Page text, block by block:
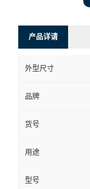
产品详请
外型尺寸
品牌
货号
用途
型号